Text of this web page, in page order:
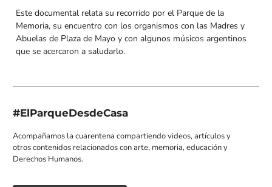
Este documental relata su recorrido por el Parque de la
Memoria, su encuentro con los organismos con las Madres y
Abuelas de Plaza de Mayo y con algunos músicos argentinos
que se acercaron a saludarlo.
#ElParqueDesdeCasa
Acompañamos la cuarentena compartiendo videos, artículos y
otros contenidos relacionados con arte, memoria, educación y
Derechos Humanos.